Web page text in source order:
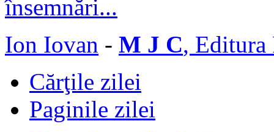
Ion Iovan - M J C, Editura
Cărţile zilei
Paginile zilei